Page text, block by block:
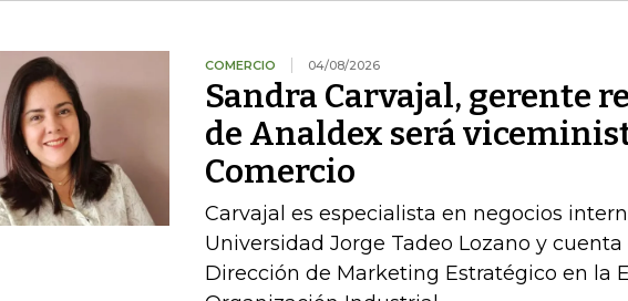
COMERCIO 04/08/2026
Sandra Carvajal, gerente
de Analdex será
Comercio
Carvajal es especialista en negocios
Universidad Jorge Tadeo Lozano y
Dirección de Marketing Estratégico en la